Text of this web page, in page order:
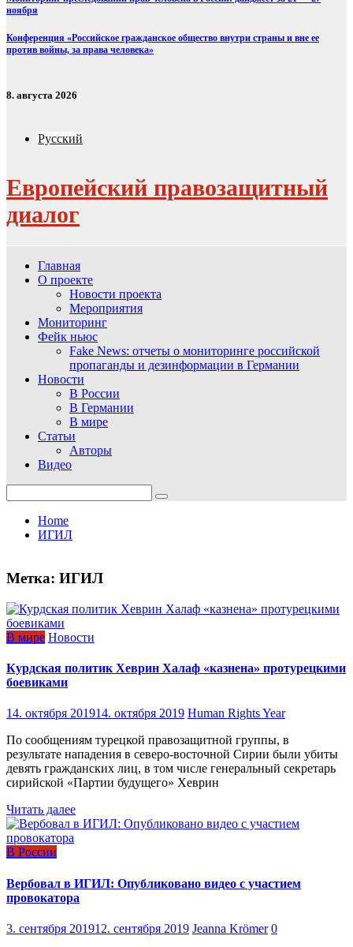
ноября
Конференция «Российское гражданское общество внутри страны и вне ее
против войны, за права человека»
8. августа 2026
Русский
Европейский правозащитный
диалог
Главная
О проекте
Новости проекта
Мероприятия
Мониторинг
Фейк ньюс
Fake News: отчеты о мониторинге российской
пропаганды и дезинформации в Германии
Новости
В России
В Германии
В мире
Статьи
Авторы
Видео
for:
Home
ИГИЛ
Метка: ИГИЛ
В мире Новости
Курдская политик Хеврин Халаф «казнена» протурецкими
боевиками
14. октября 201914. октября 2019 Human Rights Year
По сообщениям турецкой правозащитной группы, в
результате нападения в северо-восточной Сирии были убиты
девять гражданских лиц, в том числе генеральный секретарь
сирийской «Партии будущего» Хеврин
Читать далее
В России
Вербовал в ИГИЛ: Опубликовано видео с участием
провокатора
3. сентября 201912. сентября 2019 Jeanna Krömer 0